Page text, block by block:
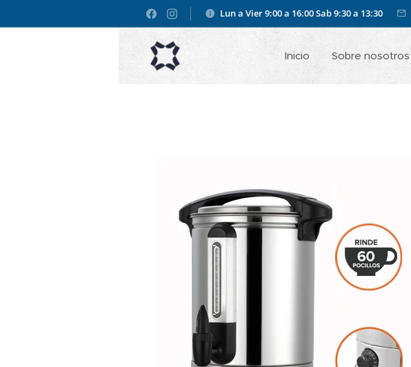
Lun a Vier 9:00 a 16:00Sab 9:30 a 13:30
Inicio Sobre nosotros